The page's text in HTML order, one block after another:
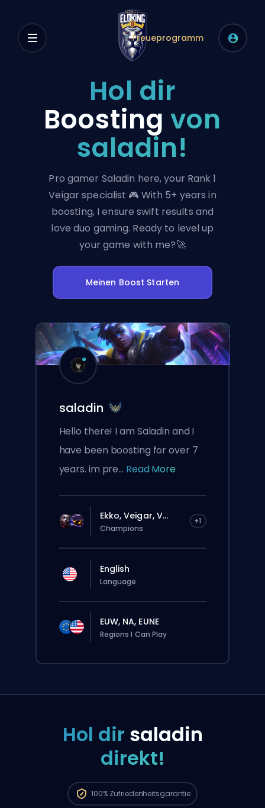
Treueprogramm
Hol dir
Boosting von
saladin!
Pro gamer Saladin here, your Rank 1
Veigar specialist 🎮 With 5+ years in
boosting, I ensure swift results and
love duo gaming. Ready to level up
your game with me?🚀
Meinen Boost Starten
saladin
Hello there! I am Saladin and I
have been boosting for over 7
years. im pre... Read More
Ekko, Veigar, V... +1
Champions
English
Language
EUW, NA, EUNE
Regions I Can Play
Hol dir saladin
direkt!
100%Zufriedenheitsgarantie
Deine Bestellung wird automatisch
die Wartezeit länger sein als bei einer
normalen Bestellung über die Website.